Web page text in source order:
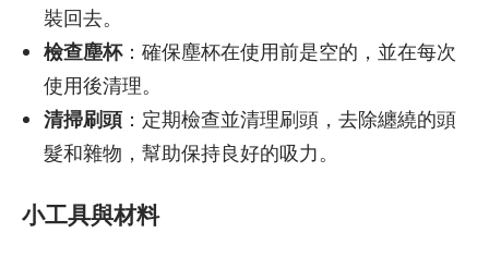
裝回去。
檢查塵杯：確保塵杯在使用前是空的，並在每次
使用後清理。
清掃刷頭 ：定期檢查並清理刷頭，去除纏繞的頭
髮和雜物，幫助保持良好的吸力。
小工具與材料